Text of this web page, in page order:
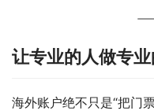
让专业的人做专
海外账户绝不只是“把门